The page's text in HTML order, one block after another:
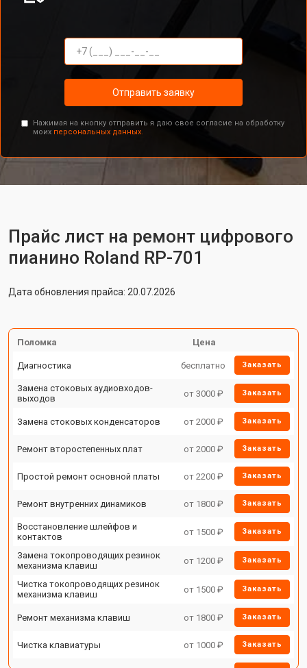
Отправить заявку
Нажимая на кнопку отправить я даю свое согласие на обработку
моих персональных данных.
Прайс лист на ремонт цифрового
пианино Roland RP-701
Дата обновления прайса: 20.07.2026
Поломка Цена
Диагностика бесплатно Заказать
Замена стоковых аудиовходов-
выходов
от 3000 ₽ Заказать
Замена стоковых конденсаторов от 2000 ₽ Заказать
Ремонт второстепенных плат от 2000 ₽ Заказать
Простой ремонт основной платы от 2200 ₽ Заказать
Ремонт внутренних динамиков от 1800 ₽ Заказать
Восстановление шлейфов и
контактов
от 1500 ₽ Заказать
Замена токопроводящих резинок
механизма клавиш
от 1200 ₽ Заказать
Чистка токопроводящих резинок
механизма клавиш
от 1500 ₽ Заказать
Ремонт механизма клавиш от 1800 ₽ Заказать
Чистка клавиатуры от 1000 ₽ Заказать